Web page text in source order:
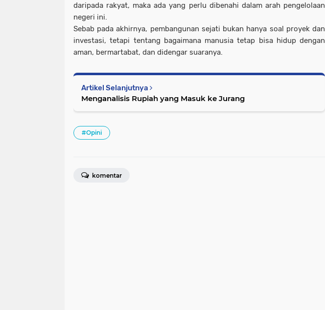
daripada rakyat, maka ada yang perlu dibenahi dalam arah pengelolaan
negeri ini.
Sebab pada akhirnya, pembangunan sejati bukan hanya soal proyek dan
investasi, tetapi tentang bagaimana manusia tetap bisa hidup dengan
aman, bermartabat, dan didengar suaranya.
Artikel Selanjutnya
Menganalisis Rupiah yang Masuk ke Jurang
#Opini
komentar